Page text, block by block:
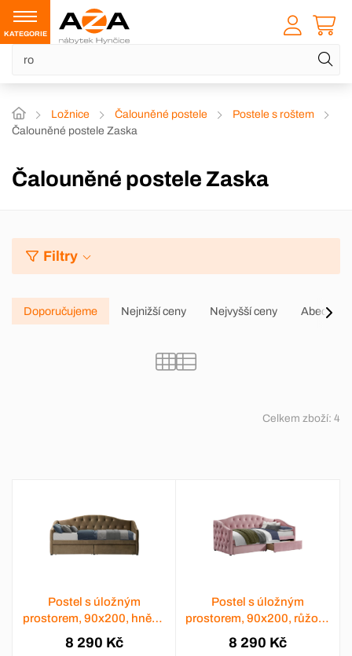
KATEGORIE
Ložnice Čalouněné postele
Postele s roštem
Čalouněné postele Zaska
Čalouněné postele Zaska
Filtry
Doporučujeme Nejnižší ceny Nejvyšší ceny Abecedně
Celkem zboží: 4
Postel s úložným
prostorem, 90x200, hnědá
Velvet látka, ZASKA
8 290 Kč
Postel s úložným
prostorem, 90x200, růžová
Velvet látka, ZASKA
8 290 Kč